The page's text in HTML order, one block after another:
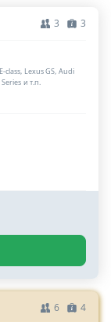
3 3
class, Lexus GS, Audi
и т.п.
6 4